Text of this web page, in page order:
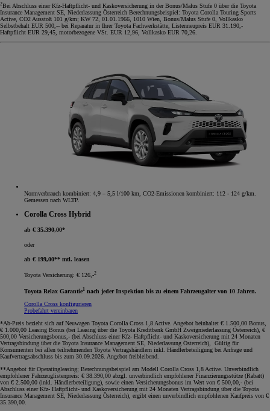
2Bei Abschluss einer Kfz-Haftpflicht- und Kaskoversicherung in der Bonus/Malus Stufe 0 über die Toyota
Insurance Management SE, Niederlassung Österreich Berechnungsbeispiel: Toyota Corolla Touring Sports
Active, CO2 Ausstoß 101 g/km; KW 72, 01.01.1966, 1010 Wien, Bonus/Malus Stufe 0, Vollkasko
Selbstbehalt EUR 500,-- bei Reparatur in Ihrer Toyota Fachwerkstätte, Listenneupreis EUR 31.190,-
Haftpflicht EUR 29,45, motorbezogene VSt. EUR 12,96, Vollkasko EUR 70,26.
Normverbrauch kombiniert: 4,9 – 5,5 l/100 km, CO2-Emissionen kombiniert: 112 - 124 g/km.
Gemessen nach WLTP.
Corolla Cross Hybrid
ab € 35.390,00*
oder
ab € 199,00** mtl. leasen
Toyota Versicherung: € 126,-2
Toyota Relax Garantie
nach jeder Inspektion bis zu einem Fahrzeugalter von 10 Jahren.
Corolla Cross konfigurieren
Probefahrt vereinbaren
*Ab-Preis bezieht sich auf Neuwagen Toyota Corolla Cross 1,8 Active. Angebot beinhaltet € 1.500,00 Bonus,
€ 1.000,00 Leasing Bonus (bei Leasing über die Toyota Kreditbank GmbH Zweigniederlassung Österreich), €
500,00 Versicherungsbonus,- (bei Abschluss einer Kfz- Haftpflicht- und Kaskoversicherung mit 24 Monaten
Vertragsbindung über die Toyota Insurance Management SE, Niederlassung Österreich), Gültig für
Konsumenten bei allen teilnehmenden Toyota Vertragshändlern inkl. Händlerbeteiligung bei Anfrage und
Kaufvertragsabschluss bis zum 30.09.2026. Angebot freibleibend
**Angebot für Operatingleasing; Berechnungsbeispiel am Modell Corolla Cross 1,8 Active. Unverbindlich
empfohlener Fahrzeuglistenpreis: € 38.390,00 abzgl. unverbindlich empfohlener Finanzierungsstütze (Rabatt)
von € 2.500,00 (inkl. Händlerbeteiligung), sowie einen Versicherungsbonus im Wert von € 500,00,- (bei
Abschluss einer Kfz- Haftpflicht- und Kaskoversicherung mit 24 Monaten Vertragsbindung über die Toyota
Insurance Management SE, Niederlassung Österreich), ergibt einen unverbindlich empfohlenen Kaufpreis von €
35.390,00.